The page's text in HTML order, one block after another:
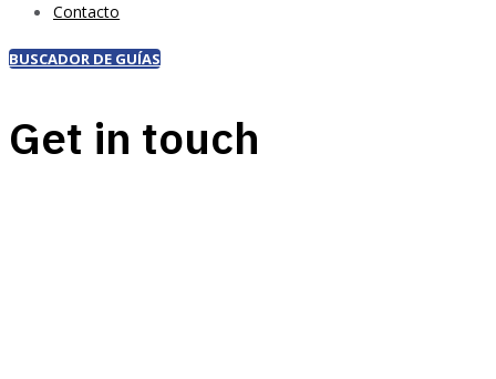
Contacto
BUSCADOR DE GUÍAS
Get in touch